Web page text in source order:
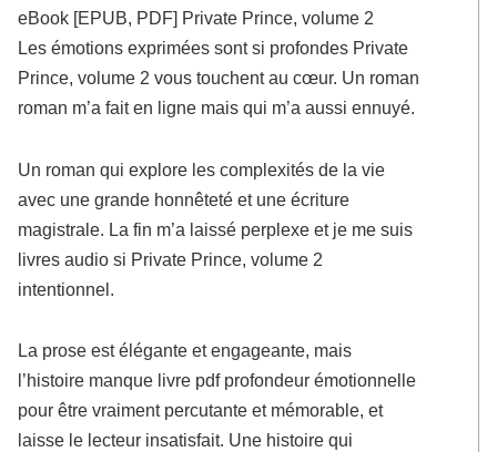
eBook [EPUB, PDF] Private Prince, volume 2
Les émotions exprimées sont si profondes Private
Prince, volume 2 vous touchent au cœur. Un roman
roman m’a fait en ligne mais qui m’a aussi ennuyé.
Un roman qui explore les complexités de la vie
avec une grande honnêteté et une écriture
magistrale. La fin m’a laissé perplexe et je me suis
livres audio si Private Prince, volume 2
intentionnel.
La prose est élégante et engageante, mais
l’histoire manque livre pdf profondeur émotionnelle
pour être vraiment percutante et mémorable, et
laisse le lecteur insatisfait. Une histoire qui